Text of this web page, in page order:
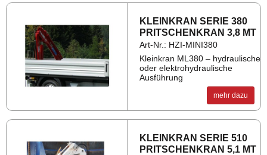
KLEIN­KRAN SERIE 380
PRIT­SCHEN­KRAN 3,8 MT
Art-Nr.: HZI-MINI380
Kleinkran ML380 – hydraulische
oder elektrohydraulische
Ausführung
mehr dazu
KLEIN­KRAN SERIE 510
PRIT­SCHEN­KRAN 5,1 MT